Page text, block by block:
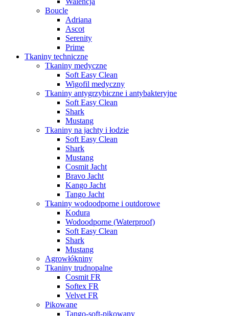
Boucle
Adriana
Ascot
Serenity
Prime
Tkaniny techniczne
Tkaniny medyczne
Soft Easy Clean
Wigofil medyczny
Tkaniny antygrzybiczne i antybakteryjne
Soft Easy Clean
Shark
Mustang
Tkaniny na jachty i łodzie
Soft Easy Clean
Shark
Mustang
Cosmit Jacht
Bravo Jacht
Kango Jacht
Tango Jacht
Tkaniny wodoodporne i outdorowe
Kodura
Wodoodporne (Waterproof)
Soft Easy Clean
Shark
Mustang
Agrowłókniny
Tkaniny trudnopalne
Cosmit FR
Softex FR
Velvet FR
Pikowane
Tango-soft-pikowany